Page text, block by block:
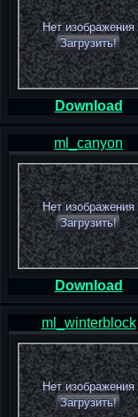
Нет изображения
Загрузить!
Download
ml_canyon
Нет изображения
Загрузить!
Download
ml_winterblock
Нет изображения
Загрузить!